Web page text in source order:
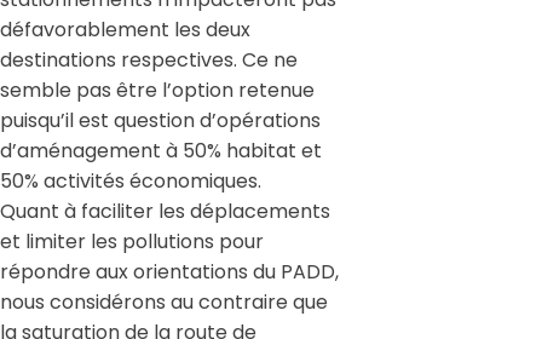
défavorablement les deux
destinations respectives. Ce ne
semble pas être l’option retenue
puisqu’il est question d’opérations
d’aménagement à 50% habitat et
50% activités économiques.
Quant à faciliter les déplacements
et limiter les pollutions pour
répondre aux orientations du PADD,
nous considérons au contraire que
la saturation de la route de